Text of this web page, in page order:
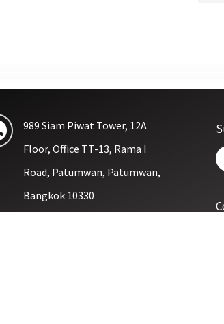
989 Siam Piwat Tower, 12A
Floor, Office TT-13, Rama I
Road, Patumwan, Patumwan,
Bangkok 10330